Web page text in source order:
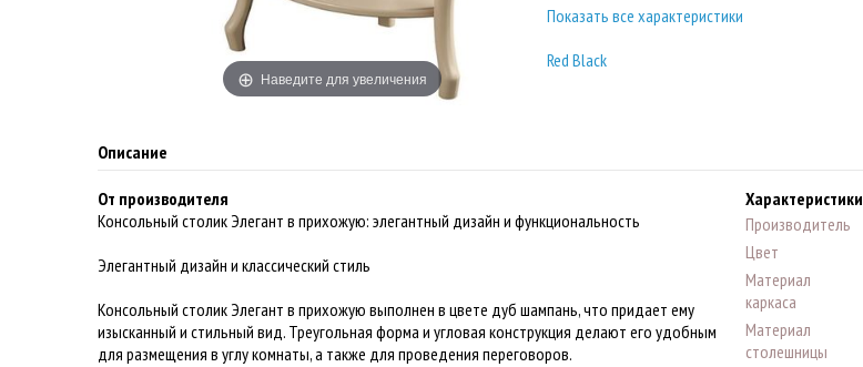
Наведите для увеличения
Показать все характеристики
Red Black
Описание
От производителя
Консольный столик Элегант в прихожую: элегантный дизайн и функциональность
Элегантный дизайн и классический стиль
Консольный столик Элегант в прихожую выполнен в цвете дуб шампань, что придает ему
изысканный и стильный вид. Треугольная форма и угловая конструкция делают его удобным
для размещения в углу комнаты, а также для проведения переговоров.
Характеристики
Производитель
Цвет
Материал
каркаса
Материал
столешницы